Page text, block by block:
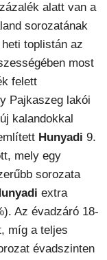
alatt van a
sorozatának
toplistán az
most
felett
Pajkaszeg lakói
kalandokkal
Hunyadi 9.
mely egy
sorozata
extra
Az évadzáró 18-
míg a teljes
évadszinten